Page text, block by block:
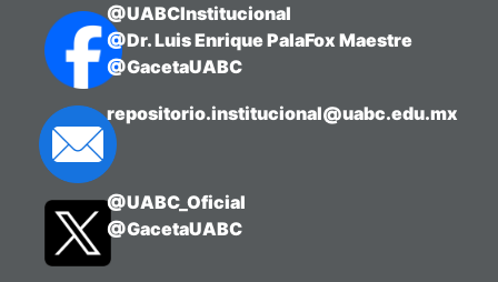
@UABCInstitucional
@Dr. Luis Enrique PalaFox Maestre
@GacetaUABC
repositorio.institucional@uabc.edu.mx
@UABC_Oficial
@GacetaUABC